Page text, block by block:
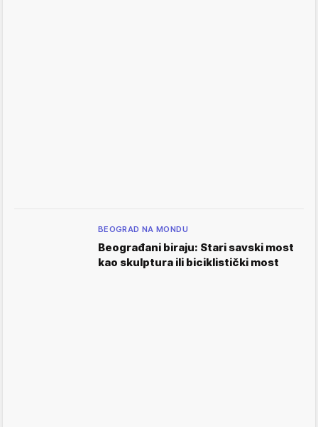
BEOGRAD NA MONDU
Beograđani biraju: Stari savski most
kao skulptura ili biciklistički most